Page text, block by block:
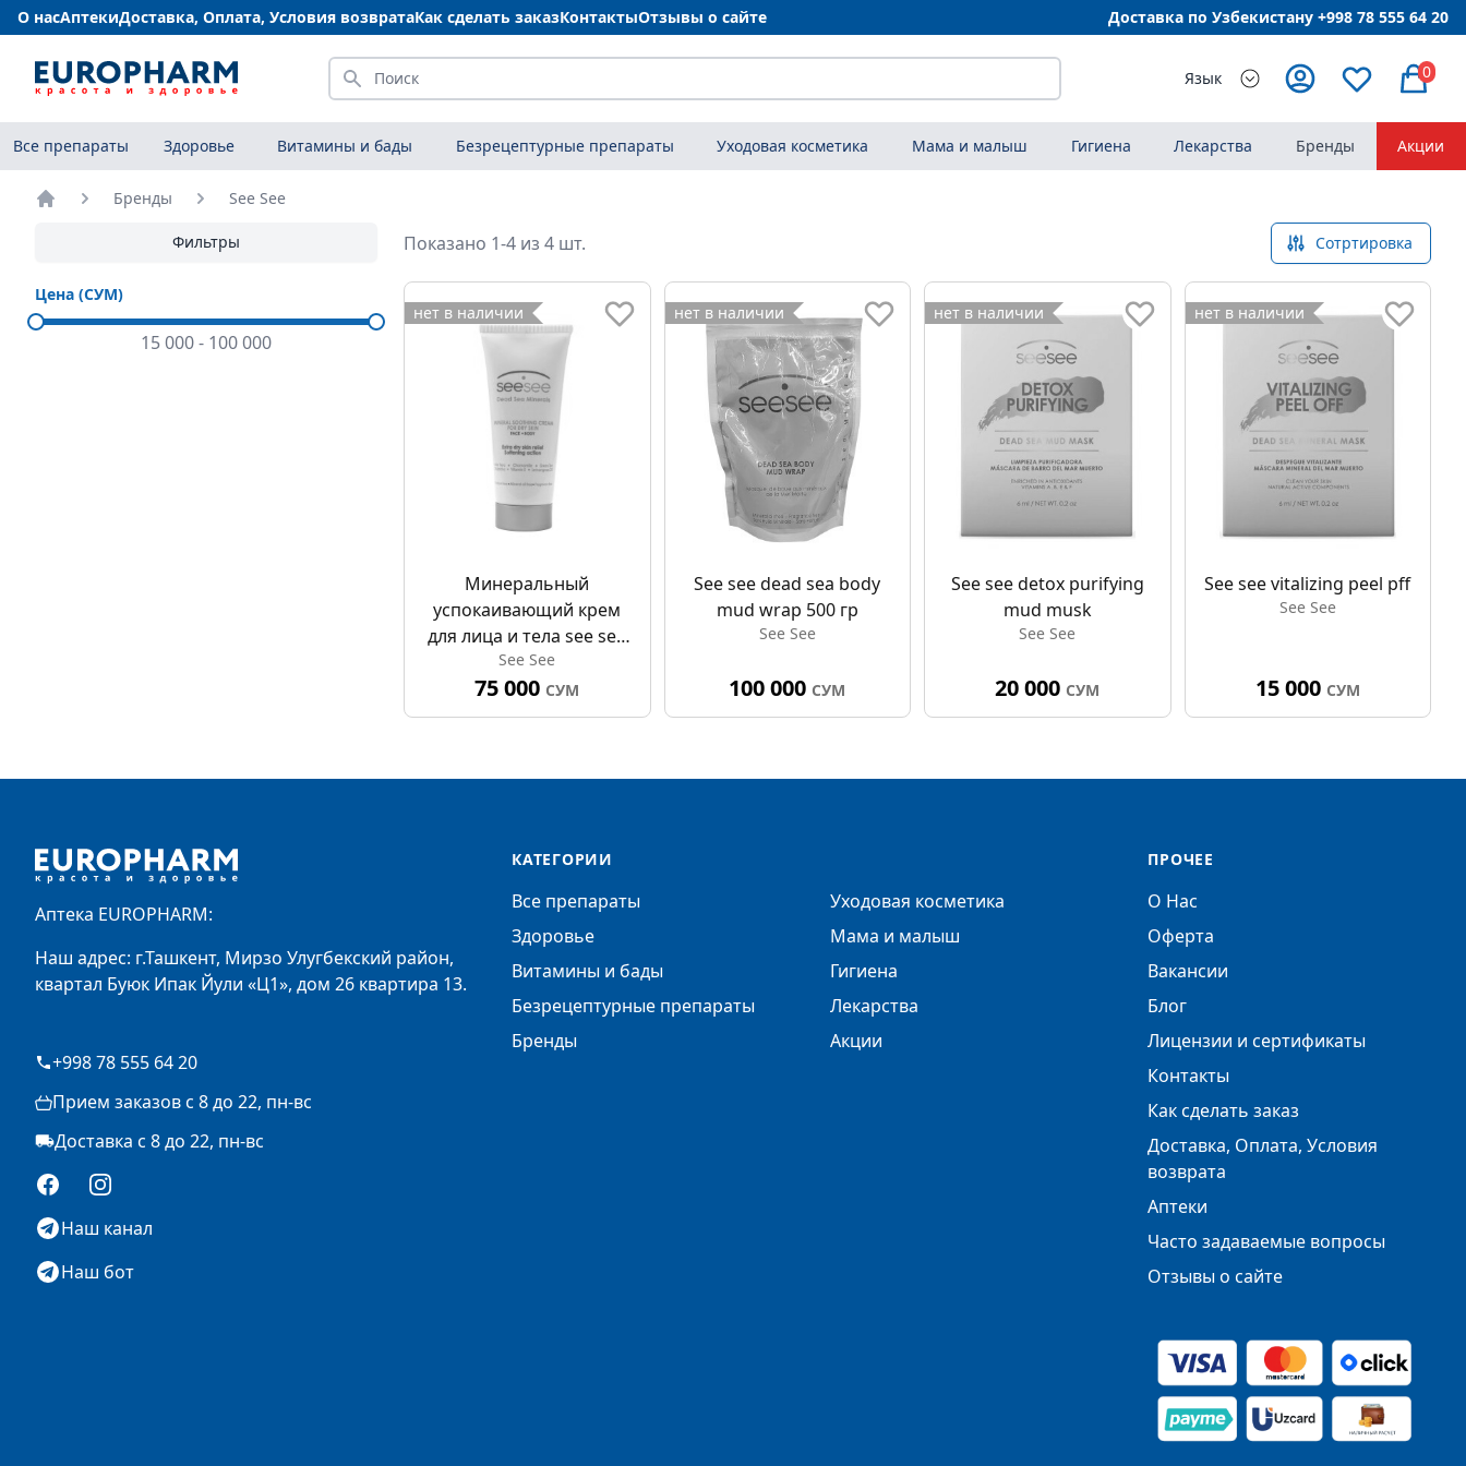
О насАптекиДоставка, Оплата, Условия возвратаКак сделать заказКонтактыОтзывы о сайте Доставка по Узбекистану +998 78 555 64 20
Искать Язык 0
Все препараты Здоровье Витамины и бады Безрецептурные препараты Уходовая косметика Мама и малыш Гигиена Лекарства Бренды Акции
Бренды See See
Фильтры
Цена (СУМ)
15 000- 100 000
Показано 1-4 из 4 шт. Сотртировка
нет в наличии
Минеральный
успокаивающий крем
для лица и тела see see
mineral soothing cream
face & body
See See
75 000 СУМ
нет в наличии
See see dead sea body
mud wrap 500 гр
See See
100 000 СУМ
нет в наличии
See see detox purifying
mud musk
See See
20 000 СУМ
нет в наличии
See see vitalizing peel pff
See See
15 000 СУМ
Аптека EUROPHARM:
Наш адрес: г.Ташкент, Мирзо Улугбекский район,
квартал Буюк Ипак Йули «Ц1», дом 26 квартира 13.
+998 78 555 64 20
Прием заказов с 8 до 22, пн-вс
Доставка с 8 до 22, пн-вс
FacebookInstagram
Наш канал
Наш бот
КАТЕГОРИИ
Все препараты
Здоровье
Витамины и бады
Безрецептурные препараты
Бренды
Уходовая косметика
Мама и малыш
Гигиена
Лекарства
Акции
ПРОЧЕЕ
О Нас
Оферта
Вакансии
Блог
Лицензии и сертификаты
Контакты
Как сделать заказ
Доставка, Оплата, Условия
возврата
Аптеки
Часто задаваемые вопросы
Отзывы о сайте